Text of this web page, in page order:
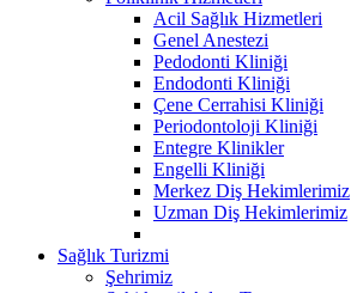
Acil Sağlık Hizmetleri
Genel Anestezi
Pedodonti Kliniği
Endodonti Kliniği
Çene Cerrahisi Kliniği
Periodontoloji Kliniği
Entegre Klinikler
Engelli Kliniği
Merkez Diş Hekimlerimiz
Uzman Diş Hekimlerimiz
Sağlık Turizmi
Şehrimiz